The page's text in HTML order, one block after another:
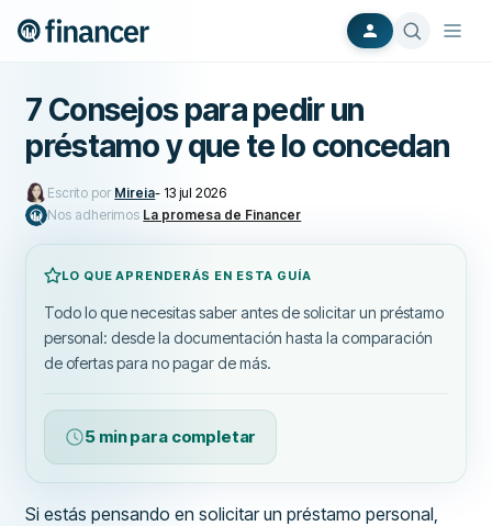
7 Consejos para pedir un
préstamo y que te lo concedan
Escrito por Mireia- 13 jul 2026
Nos adherimos La promesa de Financer
LO QUE APRENDERÁS EN ESTA GUÍA
Todo lo que necesitas saber antes de solicitar un préstamo
personal: desde la documentación hasta la comparación
de ofertas para no pagar de más.
5 min para completar
Si estás pensando en solicitar un préstamo personal,